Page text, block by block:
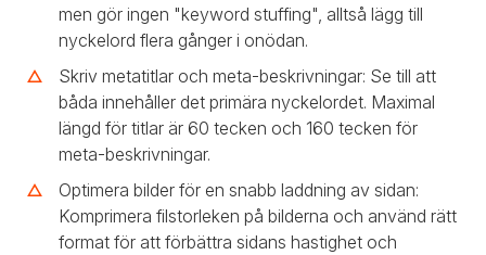
men gör ingen "keyword stuffing", alltså lägg till
nyckelord flera gånger i onödan.
Skriv metatitlar och meta-beskrivningar: Se till att
båda innehåller det primära nyckelordet. Maximal
längd för titlar är 60 tecken och 160 tecken för
meta-beskrivningar.
Optimera bilder för en snabb laddning av sidan:
Komprimera filstorleken på bilderna och använd rätt
format för att förbättra sidans hastighet och